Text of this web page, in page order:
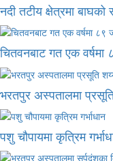
नदी तटीय क्षेत्रमा
चितवनबाट गत एक वर्षमा
भरतपुर अस्पतालमा
पशु चौपायमा कृत्रिम